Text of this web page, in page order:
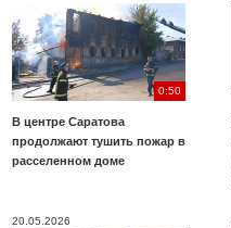
0:50
В центре Саратова
продолжают тушить пожар в
расселенном доме
20.05.2026